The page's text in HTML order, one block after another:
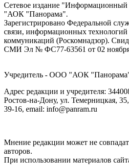
Сетевое издание
"АОК "Панорама".
Зарегистрировано Федеральной
связи, информационных
коммуникаций (Роскомнадзор).
СМИ Эл № ФС77-63561 от 02 ноября
Учредитель - ООО "АОК
Адрес редакции и учредителя:
Ростов-на-Дону, ул. Темерницкая,
39-16, email: info@panram.ru
Мнение редакции может не
авторов.
При использовании материалов